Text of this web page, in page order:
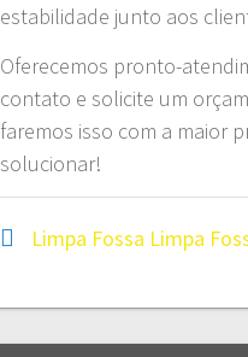
estabilidade junto aos
Oferecemos pronto-
contato e solicite um
faremos isso com a maior
solucionar!
Limpa Fossa Limpa